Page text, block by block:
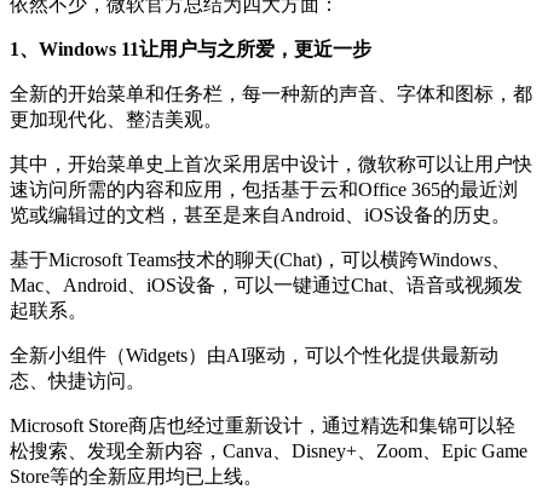
依然不少，微软官方总结为四大方面：
1、Windows 11让用户与之所爱，更近一步
全新的开始菜单和任务栏，每一种新的声音、字体和图标，都
更加现代化、整洁美观。
其中，开始菜单史上首次采用居中设计，微软称可以让用户快
速访问所需的内容和应用，包括基于云和Office 365的最近浏
览或编辑过的文档，甚至是来自Android、iOS设备的历史。
基于Microsoft Teams技术的聊天(Chat)，可以横跨Windows、
Mac、Android、iOS设备，可以一键通过Chat、语音或视频发
起联系。
全新小组件（Widgets）由AI驱动，可以个性化提供最新动
态、快捷访问。
Microsoft Store商店也经过重新设计，通过精选和集锦可以轻
松搜索、发现全新内容，Canva、Disney+、Zoom、Epic Game
Store等的全新应用均已上线。